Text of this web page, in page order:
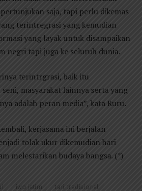
saja, tapi perlu dikemas
terintregrasi yang kemudian
yang layak untuk disampaikan
negri tapi juga ke seluruh dunia.
terintrgrasi, baik itu
masyarakat lainnya serta yang
adalah peran media”, kata Ruru.
kerjasama ini berjalan
tolak ukur dikemudian hari
melestarikan budaya bangsa. (*)
iwo jatim tari tradisional